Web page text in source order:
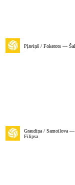
Pļaviņš / Fokerots —
Graudiņa / Samoilova
Filipsa